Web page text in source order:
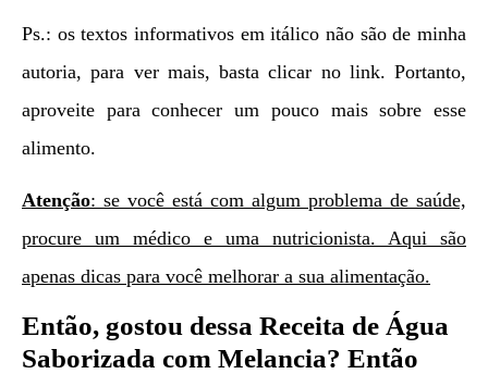
Ps.: os textos informativos em itálico não são de minha
autoria, para ver mais, basta clicar no link. Portanto,
aproveite para conhecer um pouco mais sobre esse
alimento.
Atenção: se você está com algum problema de saúde,
procure um médico e uma nutricionista. Aqui são
apenas dicas para você melhorar a sua alimentação.
Então, gostou dessa Receita de Água
Saborizada com Melancia? Então